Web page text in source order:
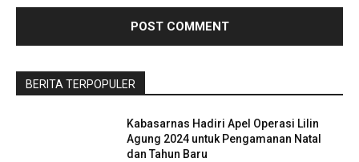
BERITA TERPOPULER
Kabasarnas Hadiri Apel Operasi Lilin
Agung 2024 untuk Pengamanan Natal
dan Tahun Baru